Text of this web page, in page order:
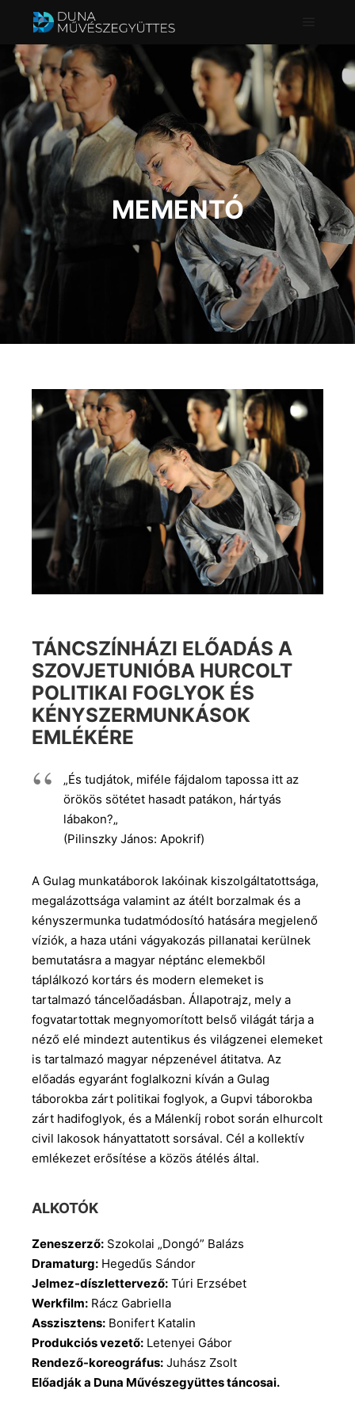
MEMENTÓ
TÁNCSZÍNHÁZI ELŐADÁS A
SZOVJETUNIÓBA HURCOLT
POLITIKAI FOGLYOK ÉS
KÉNYSZERMUNKÁSOK
EMLÉKÉRE
„És tudjátok, miféle fájdalom tapossa itt az
örökös sötétet hasadt patákon, hártyás
lábakon?„
(Pilinszky János: Apokrif)
A Gulag munkatáborok lakóinak kiszolgáltatottsága,
megalázottsága valamint az átélt borzalmak és a
kényszermunka tudatmódosító hatására megjelenő
víziók, a haza utáni vágyakozás pillanatai kerülnek
bemutatásra a magyar néptánc elemekből
táplálkozó kortárs és modern elemeket is
tartalmazó táncelőadásban. Állapotrajz, mely a
fogvatartottak megnyomorított belső világát tárja a
néző elé mindezt autentikus és világzenei elemeket
is tartalmazó magyar népzenével átitatva. Az
előadás egyaránt foglalkozni kíván a Gulag
táborokba zárt politikai foglyok, a Gupvi táborokba
zárt hadifoglyok, és a Málenkíj robot során elhurcolt
civil lakosok hányattatott sorsával. Cél a kollektív
emlékezet erősítése a közös átélés által.
ALKOTÓK
Zeneszerző: Szokolai „Dongó” Balázs
Dramaturg: Hegedűs Sándor
Jelmez-díszlettervező: Túri Erzsébet
Werkfilm: Rácz Gabriella
Asszisztens: Bonifert Katalin
Produkciós vezető: Letenyei Gábor
Rendező-koreográfus: Juhász Zsolt
Előadják a Duna Művészegyüttes táncosai.